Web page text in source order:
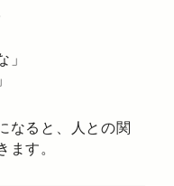
」
なると、人との関
す。